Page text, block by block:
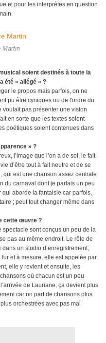
et pour les interprètes en question
Martin
soient destinés à toute la
été « allégé » ?
le propos mais parfois, on ne
pu être cyniques ou de l'ordre du
pas présenter une vision
en sorte que les textes soient
poétiques soient contenues dans
» ?
l’image que l’on a de soi, le fait
d’être tout à fait neutre et de se
qui est une chanson assez centrale
du carnaval dont je parlais un peu
qui aborde la fantaisie car parfois,
; peut tout changer même dans
cette œuvre ?
spectacle sont conçus un peu de la
pas au même endroit. Le rôle de
un studio d’enregistrement,
et à mesure, elle est appelée par
elle y revient et ensuite, les
où chacun est un peu
de Lauriane, ça devient plus
car on part de chansons plus
orchestrées avec pas mal